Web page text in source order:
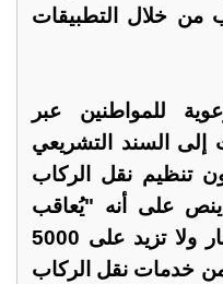
من خلال التطبيقات
للمواطنين عبر
السند التشريعي
تنظيم نقل الركاب
المادة (22)، ينص على أنه "يُعاقب
بغرامة لا تقل عن 1000 دينار ولا تزيد على 5000
خدمات نقل الركاب